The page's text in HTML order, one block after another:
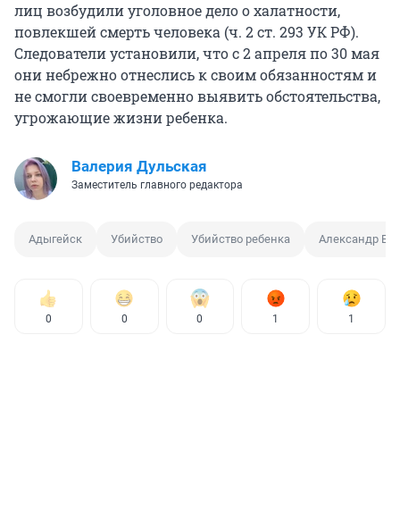
лиц возбудили уголовное дело о халатности,
повлекшей смерть человека (ч. 2 ст. 293 УК РФ).
Следователи установили, что с 2 апреля по 30 мая
они небрежно отнеслись к своим обязанностям и
не смогли своевременно выявить обстоятельства,
угрожающие жизни ребенка.
Валерия Дульская
Заместитель главного редактора
Адыгейск Убийство Убийство ребенка Александр
0 0 0 1 1